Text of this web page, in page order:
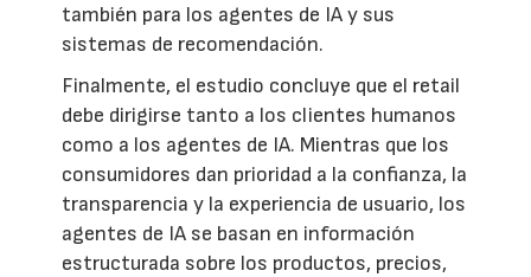
también para los agentes de IA y sus
sistemas de recomendación.
Finalmente, el estudio concluye que el retail
debe dirigirse tanto a los clientes humanos
como a los agentes de IA. Mientras que los
consumidores dan prioridad a la confianza, la
transparencia y la experiencia de usuario, los
agentes de IA se basan en información
estructurada sobre los productos, precios,